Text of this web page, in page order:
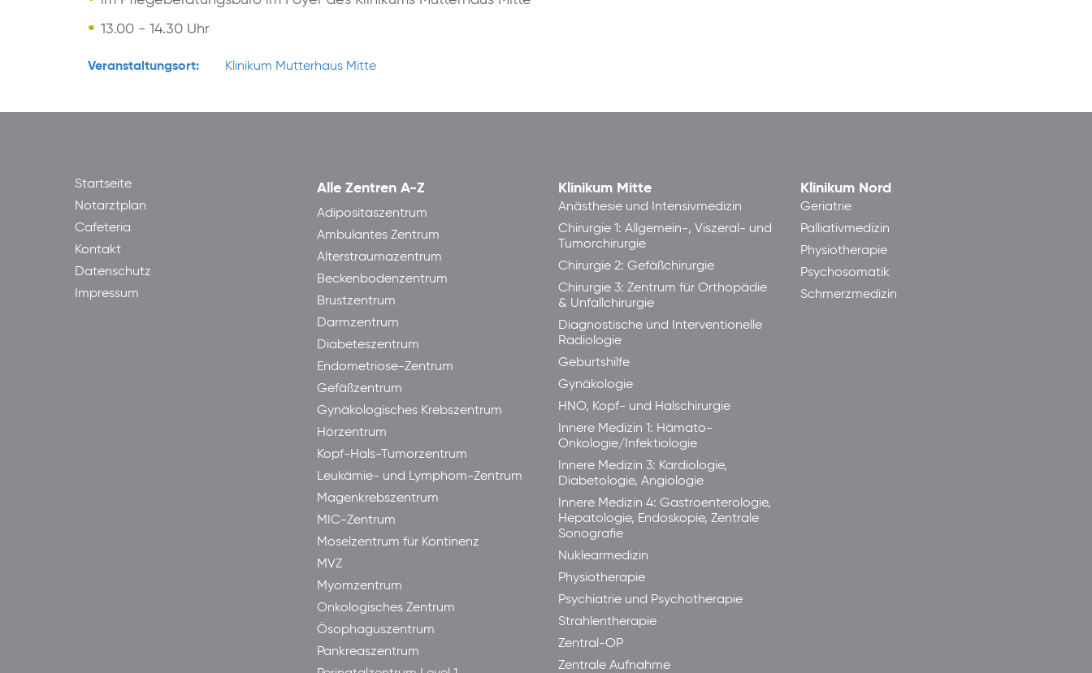
13.00 - 14.30 Uhr
Veranstaltungsort: Klinikum Mutterhaus Mitte
Startseite
Notarztplan
Cafeteria
Kontakt
Datenschutz
Impressum
Alle Zentren A-Z
Adipositaszentrum
Ambulantes Zentrum
Alterstraumazentrum
Beckenbodenzentrum
Brustzentrum
Darmzentrum
Diabeteszentrum
Endometriose-Zentrum
Gefäßzentrum
Gynäkologisches Krebszentrum
Hörzentrum
Kopf-Hals-Tumorzentrum
Leukämie- und Lymphom-Zentrum
Magenkrebszentrum
MIC-Zentrum
Moselzentrum für Kontinenz
MVZ
Myomzentrum
Onkologisches Zentrum
Ösophaguszentrum
Pankreaszentrum
Klinikum Mitte
Anästhesie und Intensivmedizin
Chirurgie 1: Allgemein-, Viszeral- und
Tumorchirurgie
Chirurgie 2: Gefäßchirurgie
Chirurgie 3: Zentrum für Orthopädie
& Unfallchirurgie
Diagnostische und Interventionelle
Radiologie
Geburtshilfe
Gynäkologie
HNO, Kopf- und Halschirurgie
Innere Medizin 1: Hämato-
Onkologie/Infektiologie
Innere Medizin 3: Kardiologie,
Diabetologie, Angiologie
Innere Medizin 4: Gastroenterologie,
Hepatologie, Endoskopie, Zentrale
Sonografie
Nuklearmedizin
Physiotherapie
Psychiatrie und Psychotherapie
Strahlentherapie
Zentral-OP
Zentrale Aufnahme
Klinikum Nord
Geriatrie
Palliativmedizin
Physiotherapie
Psychosomatik
Schmerzmedizin